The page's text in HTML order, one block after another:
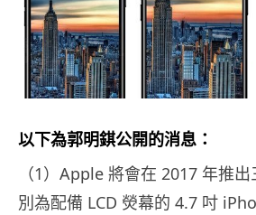
以下為郭明錤公開的消息：
（1）Apple 將會在 2017 年推
別為配備 LCD 熒幕的 4.7 吋